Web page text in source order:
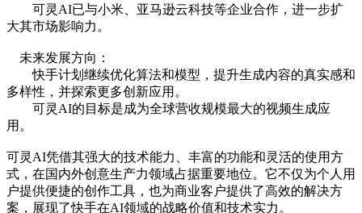
可灵AI已与小米、亚马逊云科技等企业合作，进一步扩
大其市场影响力。
未来发展方向：
快手计划继续优化算法和模型，提升生成内容的真实感和
多样性，并探索更多创新应用。
可灵AI的目标是成为全球营收规模最大的视频生成应
用。
可灵AI凭借其强大的技术能力、丰富的功能和灵活的使用方
式，在国内外创意生产力领域占据重要地位。它不仅为个人用
户提供便捷的创作工具，也为商业客户提供了高效的解决方
案，展现了快手在AI领域的战略价值和技术实力。